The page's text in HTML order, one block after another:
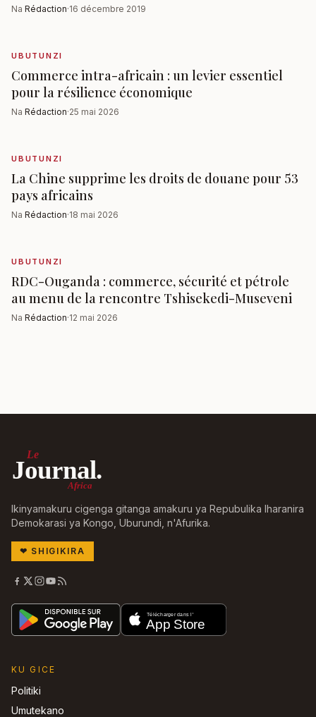
Na Rédaction·16 décembre 2019
UBUTUNZI
Commerce intra-africain : un levier essentiel
pour la résilience économique
Na Rédaction·25 mai 2026
UBUTUNZI
La Chine supprime les droits de douane pour 53
pays africains
Na Rédaction·18 mai 2026
UBUTUNZI
RDC-Ouganda : commerce, sécurité et pétrole
au menu de la rencontre Tshisekedi-Museveni
Na Rédaction·12 mai 2026
Le
Journal.
Africa
Ikinyamakuru cigenga gitanga amakuru ya Repubulika Iharanira
Demokarasi ya Kongo, Uburundi, n'Afurika.
❤ SHIGIKIRA
KU GICE
Politiki
Umutekano